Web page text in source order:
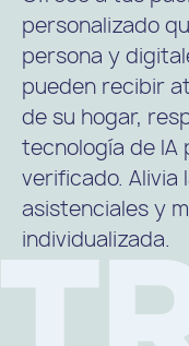
personalizado
persona y
pueden recibir
de su hogar,
tecnología de IA
verificado.
asistenciales y
individualizada.